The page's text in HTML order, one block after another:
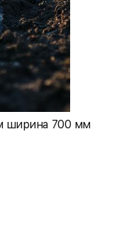
ширина 700 мм